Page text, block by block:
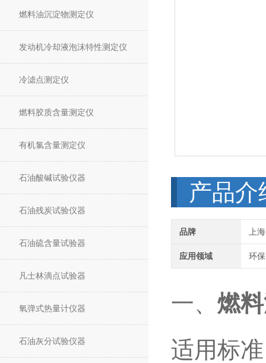
燃料油沉淀物测定仪
发动机冷却液泡沫特性测定仪
冷滤点测定仪
燃料胶质含量测定仪
有机氯含量测定仪
石油酸碱试验仪器
石油残炭试验仪器
石油硫含量试验器
凡士林滴点试验器
氧弹式热量计仪器
石油灰分试验仪器
产品介
品牌 上
应用领域 环
一、 燃
适用标